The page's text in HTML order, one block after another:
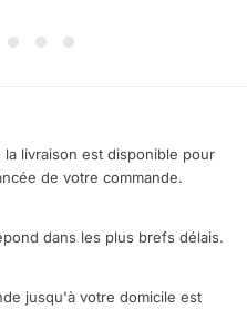
livraison est disponible pour
de votre commande.
dans les plus brefs délais.
jusqu'à votre domicile est